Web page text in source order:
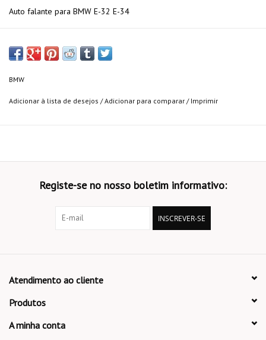
Auto falante para BMW E-32 E-34
BMW
Adicionar à lista de desejos /Adicionar para comparar / Imprimir
Registe-se no nosso boletim informativo:
INSCREVER-SE
Atendimento ao cliente
Produtos
A minha conta